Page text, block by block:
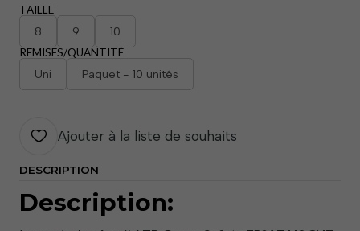
TAILLE
8 9 10
REMISES/QUANTITÉ
Uni Paquet - 10 unités
Ajouter à la liste de souhaits
DESCRIPTION
Description: